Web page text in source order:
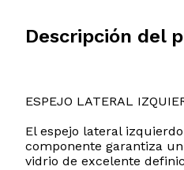
Descripción del
ESPEJO LATERAL
El espejo lateral
componente garantiza
vidrio de excelente